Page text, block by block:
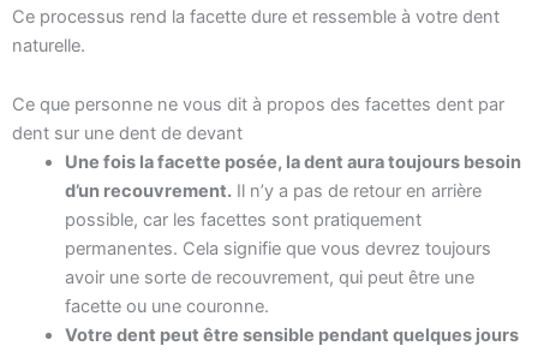
Ce processus rend la facette dure et ressemble à votre dent
naturelle.
Ce que personne ne vous dit à propos des facettes dent par
dent sur une dent de devant
Une fois la facette posée, la dent aura toujours besoin
d’un recouvrement.Il n’y a pas de retour en arrière
possible, car les facettes sont pratiquement
permanentes. Cela signifie que vous devrez toujours
avoir une sorte de recouvrement, qui peut être une
facette ou une couronne.
Votre dent peut être sensible pendant quelques jours